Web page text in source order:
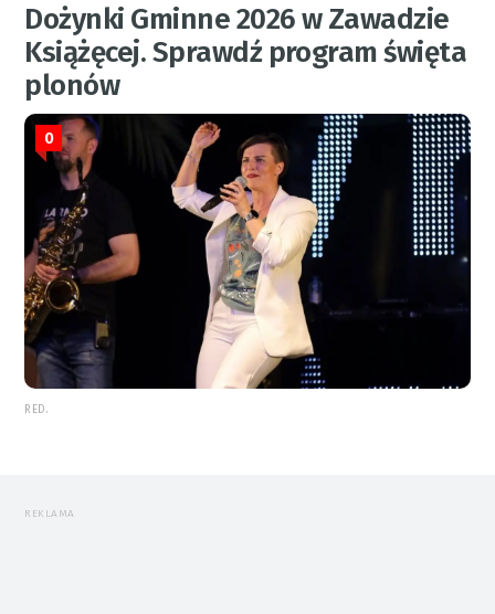
Dożynki Gminne 2026 w Zawadzie
Książęcej. Sprawdź program święta
plonów
0
RED.
REKLAMA